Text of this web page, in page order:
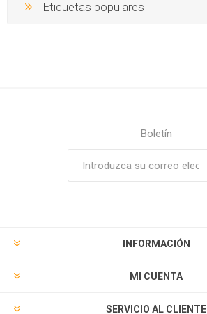
Etiquetas populares
Boletín
INFORMACIÓN
MI CUENTA
SERVICIO AL CLIENTE